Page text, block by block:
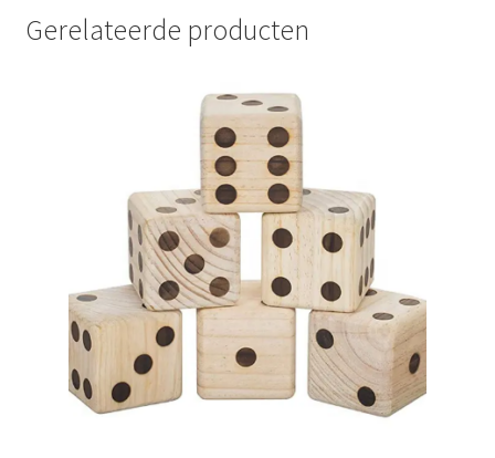
Gerelateerde producten